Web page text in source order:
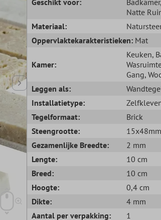
Natte
Materiaal:
Oppervlaktekarakteristieken: Mat
Kamer:
Keuken,
Gang,
Leggen als:
Installatietype:
Tegelformaat:
Brick
Steengrootte:
15x48mm
Gezamenlijke Breedte:
2 mm
Lengte:
10 cm
Breed:
10 cm
Hoogte:
0,4 cm
Dikte:
4 mm
Aantal per verpakking:
1